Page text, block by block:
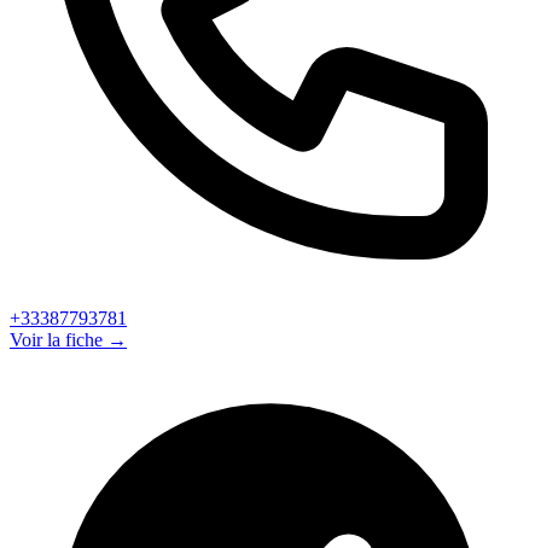
+33387793781
Voir la fiche →